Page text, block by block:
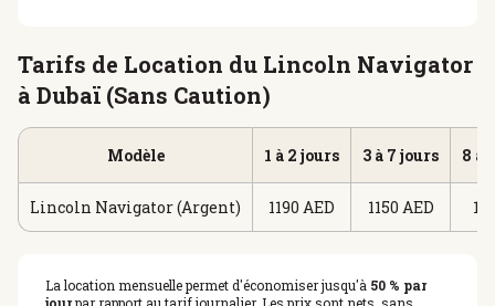
Tarifs de Location du Lincoln Navigator
à Dubaï (Sans Caution)
Modèle 1 à 2 jours 3 à 7 jours 8 à
Lincoln Navigator (Argent) 1190 AED 1150 AED
La location mensuelle permet d'économiser jusqu'à 50 % par